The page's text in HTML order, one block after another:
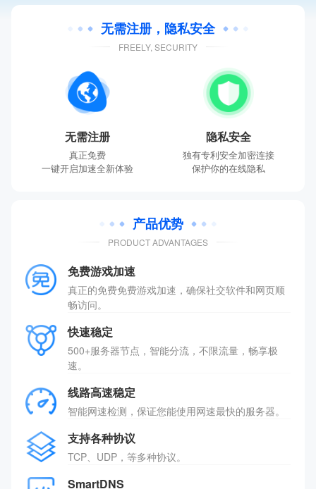
无需注册，隐私安全
FREELY, SECURITY
无需注册
真正免费
一键开启加速全新体验
隐私安全
独有专利安全加密连接
保护你的在线隐私
产品优势
PRODUCT ADVANTAGES
免费游戏加速
真正的免费免费游戏加速，确保社交软件和网页顺
畅访问。
快速稳定
500+服务器节点，智能分流，不限流量，畅享极
速。
线路高速稳定
智能网速检测，保证您能使用网速最快的服务器。
支持各种协议
TCP、UDP，等多种协议。
SmartDNS